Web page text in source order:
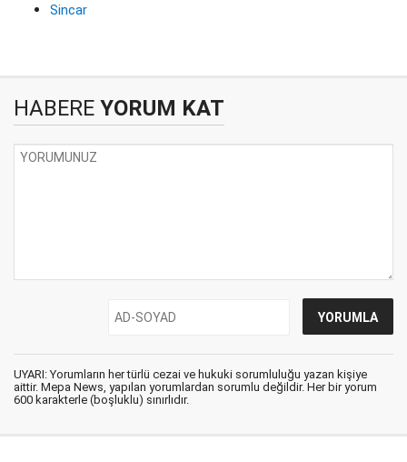
Sincar
HABERE YORUM KAT
UYARI: Yorumların her türlü cezai ve hukuki sorumluluğu yazan kişiye
aittir. Mepa News, yapılan yorumlardan sorumlu değildir. Her bir yorum
600 karakterle (boşluklu) sınırlıdır.